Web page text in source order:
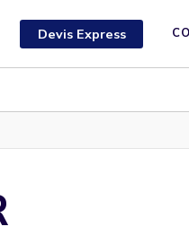
Devis Express